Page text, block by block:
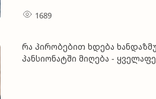
1689
რა პირობებით ხდება
პანსიონატში მიღება -